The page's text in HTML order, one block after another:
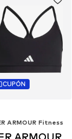
CUPÓN
17,91€
precio más bajo:19,90€
ARMOUR Fitness